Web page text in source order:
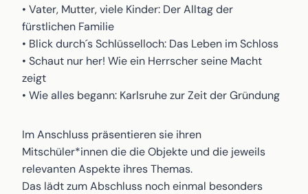
• Vater, Mutter, viele Kinder: Der Alltag der
fürstlichen Familie
• Blick durch´s Schlüsselloch: Das Leben im Schloss
• Schaut nur her! Wie ein Herrscher seine Macht
zeigt
• Wie alles begann: Karlsruhe zur Zeit der Gründung
Im Anschluss präsentieren sie ihren
Mitschüler*innen die die Objekte und die jeweils
relevanten Aspekte ihres Themas.
Das lädt zum Abschluss noch einmal besonders